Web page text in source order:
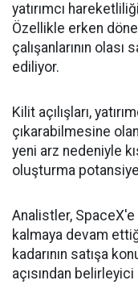
yatırımcı
Özellikle erken
çalışanlarının olası
ediliyor.
Kilit açılışları,
çıkarabilmesine
yeni arz nedeniyle
oluşturma
Analistler, SpaceX'e
kalmaya devam
kadarının satışa
açısından